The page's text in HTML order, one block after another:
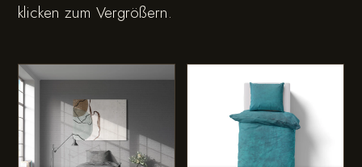
klicken zum Vergrößern.